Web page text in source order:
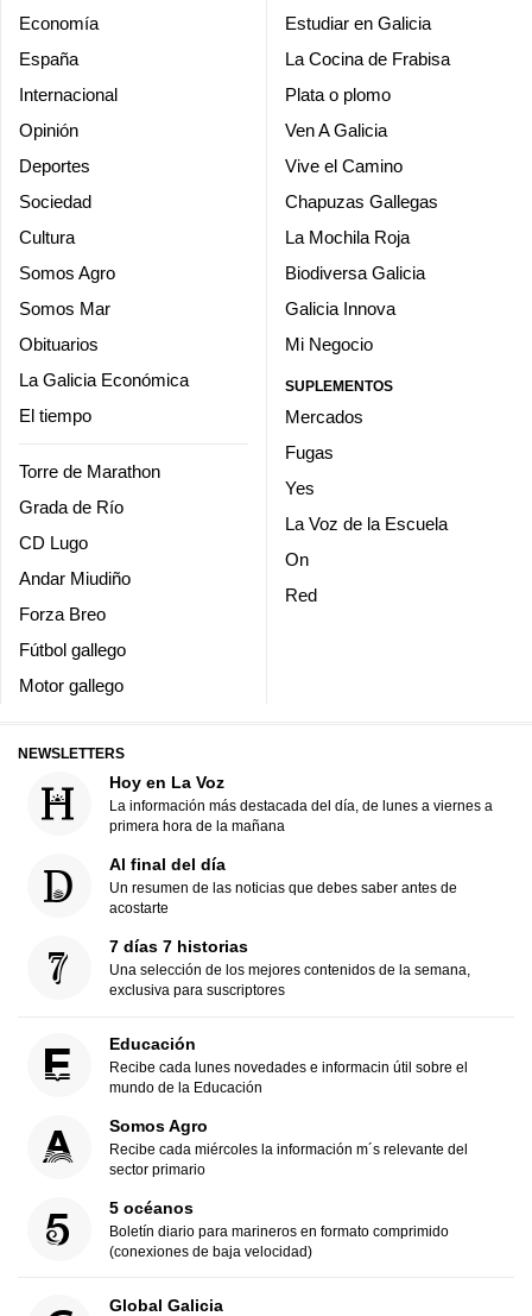
Economía
España
Internacional
Opinión
Deportes
Sociedad
Cultura
Somos Agro
Somos Mar
Obituarios
La Galicia Económica
El tiempo
Torre de Marathon
Grada de Río
CD Lugo
Andar Miudiño
Forza Breo
Fútbol gallego
Motor gallego
Estudiar en Galicia
La Cocina de Frabisa
Plata o plomo
Ven A Galicia
Vive el Camino
Chapuzas Gallegas
La Mochila Roja
Biodiversa Galicia
Galicia Innova
Mi Negocio
SUPLEMENTOS
Mercados
Fugas
Yes
La Voz de la Escuela
On
Red
NEWSLETTERS
Hoy en La Voz
La información más destacada del día, de lunes a viernes a
primera hora de la mañana
Al final del día
Un resumen de las noticias que debes saber antes de
acostarte
7 días 7 historias
Una selección de los mejores contenidos de la semana,
exclusiva para suscriptores
Educación
Recibe cada lunes novedades e informacin útil sobre el
mundo de la Educación
Somos Agro
Recibe cada miércoles la información m´s relevante del
sector primario
5 océanos
Boletín diario para marineros en formato comprimido
(conexiones de baja velocidad)
Global Galicia